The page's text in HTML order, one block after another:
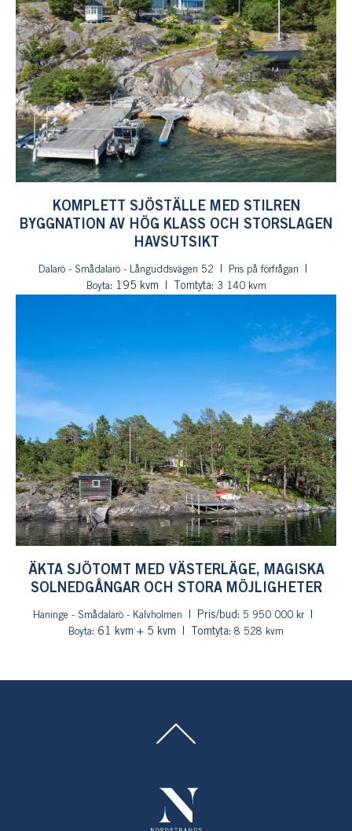
KOMPLETT SJÖSTÄLLE MED STILREN
BYGGNATION AV HÖG KLASS OCH STORSLAGEN
HAVSUTSIKT
Dalarö - Smådalarö - Långuddsvägen 52
Pris på förfrågan
Boyta: 195 kvm Tomtyta: 3 140 kvm
ÄKTA SJÖTOMT MED VÄSTERLÄGE, MAGISKA
SOLNEDGÅNGAR OCH STORA MÖJLIGHETER
Haninge - Smådalarö - Kalvholmen Pris/bud: 5 950 000 kr
Boyta: 61 kvm + 5 kvm Tomtyta: 8 528 kvm